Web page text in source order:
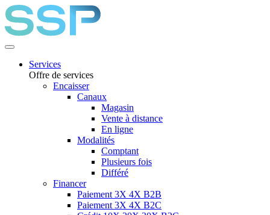
Services
Offre de services
Encaisser
Canaux
Magasin
Vente à distance
En ligne
Modalités
Comptant
Plusieurs fois
Différé
Financer
Paiement 3X 4X B2B
Paiement 3X 4X B2C